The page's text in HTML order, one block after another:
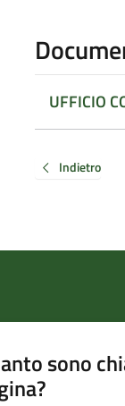
UFFICIO
Indietro
sono